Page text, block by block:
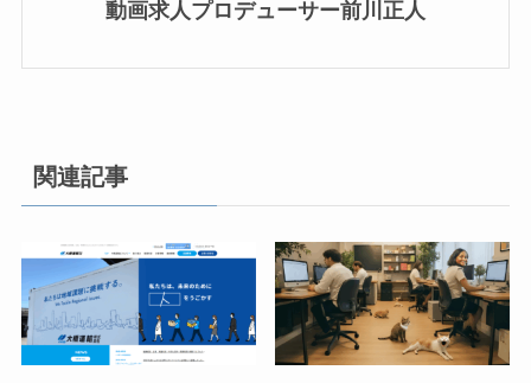
動画求人プロデューサー前川正人
関連記事